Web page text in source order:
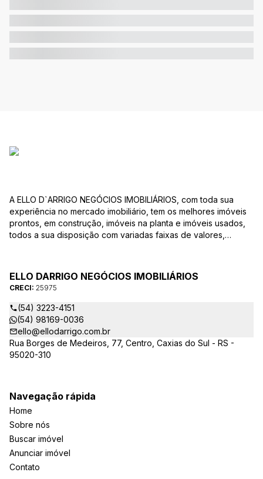
A ELLO D`ARRIGO NEGÓCIOS IMOBILIÁRIOS, com toda sua
experiência no mercado imobiliário, tem os melhores imóveis
prontos, em construção, imóveis na planta e imóveis usados,
todos a sua disposição com variadas faixas de valores,
credenciados ao CRECI-25975 estarão sempre prontos para
responder-lhe todas as suas dúvidas sobre casas,
apartamentos, terrenos, salas comerciais e outros produtos
imobiliários.
ELLO DARRIGO NEGÓCIOS IMOBILIÁRIOS
CRECI: 25975
(54) 3223-4151
(54) 98169-0036
ello@ellodarrigo.com.br
Rua Borges de Medeiros, 77, Centro, Caxias do Sul - RS -
95020-310
Navegação rápida
Home
Sobre nós
Buscar imóvel
Anunciar imóvel
Contato